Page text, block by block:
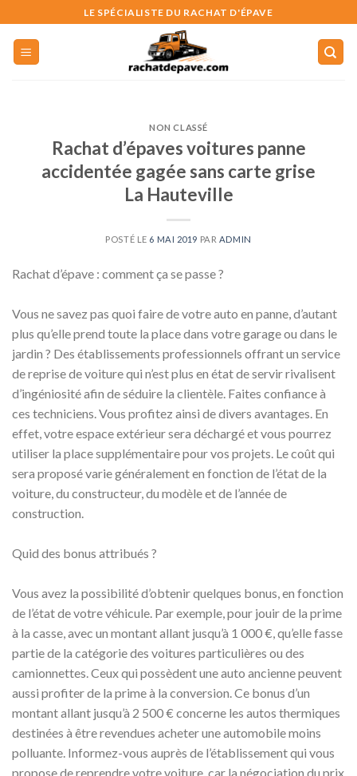
to
content
LE SPÉCIALISTE DU RACHAT D'ÉPAVE
NON CLASSÉ
Rachat d’épaves voitures panne
accidentée gagée sans carte grise
La Hauteville
POSTÉ LE 6 MAI 2019 PAR ADMIN
Rachat d’épave : comment ça se passe ?
Vous ne savez pas quoi faire de votre auto en panne, d’autant
plus qu’elle prend toute la place dans votre garage ou dans le
jardin ? Des établissements professionnels offrant un service
de reprise de voiture qui n’est plus en état de servir rivalisent
d’ingéniosité afin de séduire la clientèle. Faites confiance à
ces techniciens. Vous profitez ainsi de divers avantages. En
effet, votre espace extérieur sera déchargé et vous pourrez
utiliser la place supplémentaire pour vos projets. Le coût qui
sera proposé varie généralement en fonction de l’état de la
voiture, du constructeur, du modèle et de l’année de
construction.
Quid des bonus attribués ?
Vous avez la possibilité d’obtenir quelques bonus, en fonction
de l’état de votre véhicule. Par exemple, pour jouir de la prime
à la casse, avec un montant allant jusqu’à 1 000 €, qu’elle fasse
partie de la catégorie des voitures particulières ou des
camionnettes. Ceux qui possèdent une auto ancienne peuvent
aussi profiter de la prime à la conversion. Ce bonus d’un
montant allant jusqu’à 2 500 € concerne les autos thermiques
destinées à être revendues acheter une automobile moins
polluante. Informez-vous auprès de l’établissement qui vous
propose de reprendre votre voiture, car la négociation du prix